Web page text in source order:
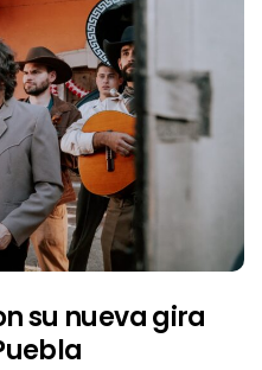
su nueva gira